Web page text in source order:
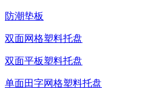
防潮垫板
双面网格塑料托盘
双面平板塑料托盘
单面田字网格塑料托盘